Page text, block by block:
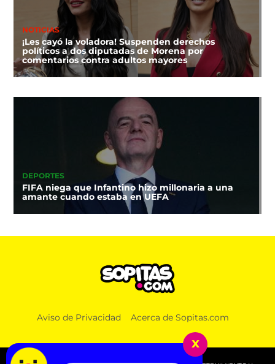
NOTICIAS
¡Les cayó la voladora! Suspenden derechos
políticos a dos diputadas de Morena por
comentarios contra adultos mayores
DEPORTES
FIFA niega que Infantino hizo millonaria a una
amante cuando estaba en UEFA
Aviso de Privacidad Acerca de Sopitas.com
x